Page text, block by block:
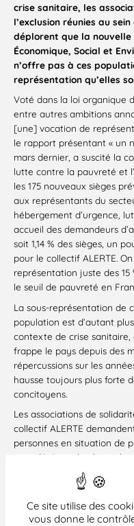
Ce site utilise des
vous donne le
crise sanitaire, les
l’exclusion réunies au
déplorent que la nouvelle
Économique, Social et
n’offre pas à ces
représentation qu’elles
Voté dans la loi organique
entre autres ambitions
[une] vocation de
le rapport présentant « un
mars dernier, a suscité la
lutte contre la pauvreté et
les 175 nouveaux sièges
aux représentants du
hébergement d’urgence,
accueil des demandeurs
soit 1,14 % des sièges, un
pour le collectif ALERTE.
représentation juste des
le seuil de pauvreté en
La sous-représentation de
population est d’autant
contexte de crise
frappe le pays depuis des
répercussions sur les
hausse toujours plus forte
concitoyens.
Les associations de
collectif ALERTE
personnes en situation de
considérées selon le poids
société civile, pour
apporter à la pauvreté, et
des politiques publiques.
gouvernement n’ait pas